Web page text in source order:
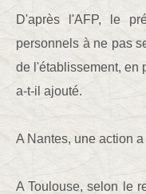
D'après l'AFP, le
personnels à ne pas
de l'établissement, en
a-t-il ajouté.
A Nantes, une action
A Toulouse, selon le